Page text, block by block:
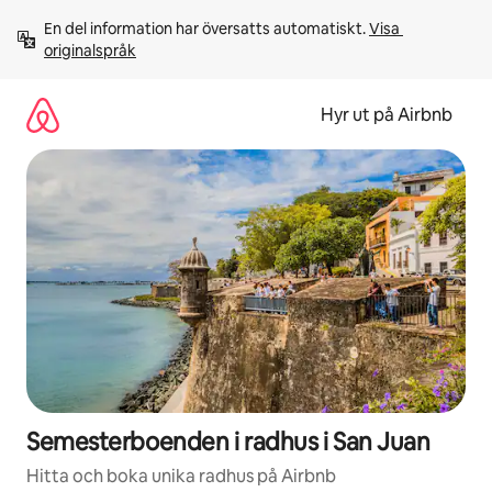
innehåll
En del information har översatts automatiskt. Visa
originalspråk
Hyr ut på Airbnb
Semesterboenden i radhus i San Juan
Hitta och boka unika radhus på Airbnb